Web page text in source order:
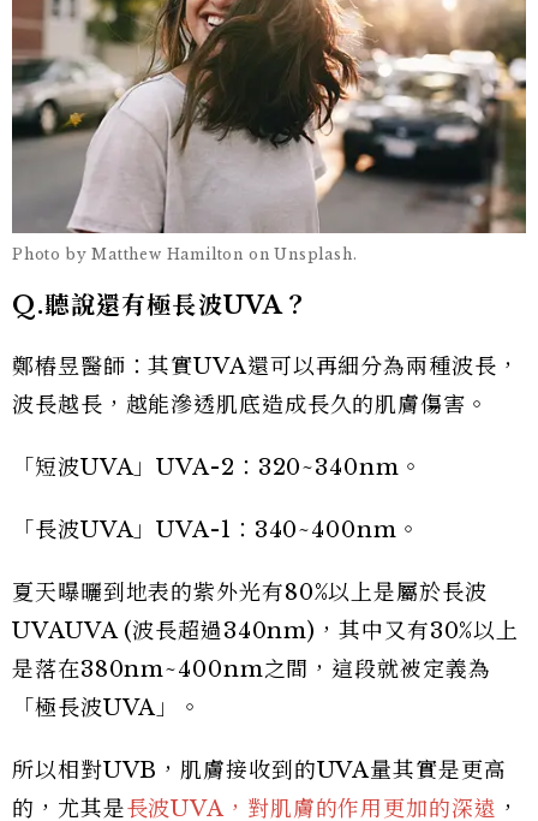
Photo by Matthew Hamilton on Unsplash.
Q.聽說還有極長波UVA？
鄭樁昱醫師：其實UVA還可以再細分為兩種波長，
波長越長，越能滲透肌底造成長久的肌膚傷害。
「短波UVA」UVA-2：320~340nm。
「長波UVA」UVA-1：340~400nm。
夏天曝曬到地表的紫外光有80%以上是屬於長波
UVAUVA (波長超過340nm)，其中又有30%以上
是落在380nm~400nm之間，這段就被定義為
「極長波UVA」。
所以相對UVB，肌膚接收到的UVA量其實是更高
的，尤其是長波UVA，對肌膚的作用更加的深遠 ，